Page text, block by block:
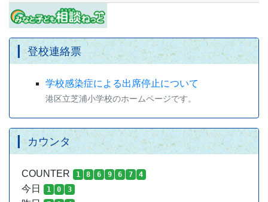
登校連絡票
学校感染症による出席停止について
港区立芝浦小学校のホームページです。
カウンタ
COUNTER 1 8 6 9 6 7 4
今日 1 0 3